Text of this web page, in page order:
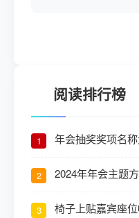
阅读排行榜
1 年会抽奖奖项名
2 2024年年会主题
3 椅子上贴嘉宾座